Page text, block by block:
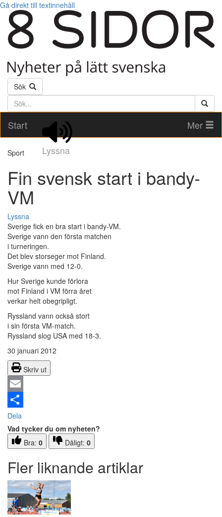
Gå direkt till textinnehåll
Sök
Söktext
Start
Lyssna
Mer
Sport
Fin svensk start i bandy-
VM
Lyssna
Sverige fick en bra start i bandy-VM.
Sverige vann den första matchen
i turneringen.
Det blev storseger mot Finland.
Sverige vann med 12-0.
Hur Sverige kunde förlora
mot Finland i VM förra året
verkar helt obegripligt.
Ryssland vann också stort
i sin första VM-match.
Ryssland slog USA med 18-3.
30 januari 2012
Skriv ut
Email
Dela
Vad tycker du om nyheten?
Bra: 0 Dåligt: 0
Fler liknande artiklar